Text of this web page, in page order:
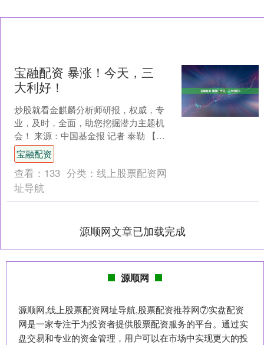
宝融配资 暴涨！今天，三
大利好！
炒股就看金麒麟分析师研报，权威，专
业，及时，全面，助您挖掘潜力主题机
会！ 来源：中国基金报 记者 泰勒 【导
读】市场传来三大利好消息 大家好啊，
今天的市场，得益....
宝融配资
查看： 133 分类： 线上股票配资网
址导航
源顺网文章已加载完成
源顺网
源顺网,线上股票配资网址导航,股票配资推荐网⑦实盘配资
网是一家专注于为投资者提供股票配资服务的平台。通过实
盘交易和专业的资金管理，用户可以在市场中实现更大的投